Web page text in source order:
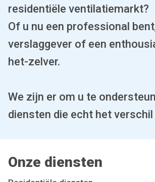
residentiële ventilatiemarkt?
Of u nu een professional
verslaggever of een
het-zelver.
We zijn er om u te
diensten die echt het verschil
Onze diensten